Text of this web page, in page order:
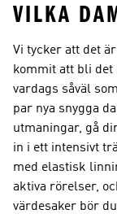
VILKA
Vi tycker att det
kommit att bli
vardags såväl
par nya snygga
utmaningar, gå
in i ett intensivt
med elastisk
aktiva rörelser,
värdesaker bör